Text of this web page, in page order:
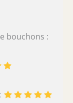
bouchons :